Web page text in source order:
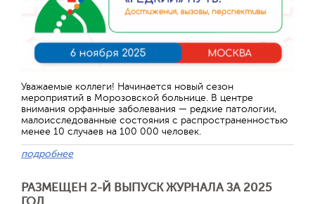
Уважаемые коллеги! Начинается новый сезон
мероприятий в Морозовской больнице. В центре
внимания орфанные заболевания — редкие патологии,
малоисследованные состояния с распространенностью
менее 10 случаев на 100 000 человек.
подробнее
РАЗМЕЩЕН 2-Й ВЫПУСК ЖУРНАЛА ЗА 2025